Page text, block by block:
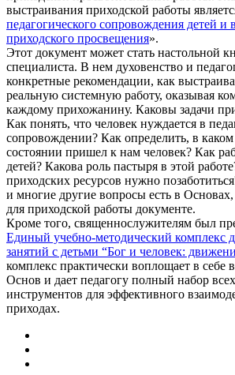
выстраивания приходской работы
педагогического сопровождения детей и
приходского просвещения».
Этот документ может стать настольной
специалиста. В нем духовенство и
конкретные рекомендации, как
реальную системную работу, оказывая
каждому прихожанину. Каковы задачи
Как понять, что человек нуждается в
сопровождении? Как определить, в
состоянии пришел к нам человек? Как
детей? Какова роль пастыря в этой
приходских ресурсов нужно
и многие другие вопросы есть в
для приходской работы документе.
Кроме того, священнослужителям был
Единый учебно-методический комплекс
занятий с детьми “Бог и человек:
комплекс практически воплощает в себе
Основ и дает педагогу полный набор
инструментов для эффективного
приходах.